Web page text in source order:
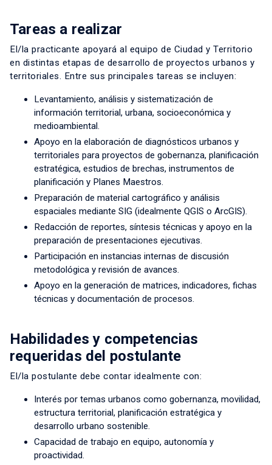
Tareas a realizar
El/la practicante apoyará al equipo de Ciudad y Territorio
en distintas etapas de desarrollo de proyectos urbanos y
territoriales. Entre sus principales tareas se incluyen:
Levantamiento, análisis y sistematización de
información territorial, urbana, socioeconómica y
medioambiental.
Apoyo en la elaboración de diagnósticos urbanos y
territoriales para proyectos de gobernanza, planificación
estratégica, estudios de brechas, instrumentos de
planificación y Planes Maestros.
Preparación de material cartográfico y análisis
espaciales mediante SIG (idealmente QGIS o ArcGIS).
Redacción de reportes, síntesis técnicas y apoyo en la
preparación de presentaciones ejecutivas.
Participación en instancias internas de discusión
metodológica y revisión de avances.
Apoyo en la generación de matrices, indicadores, fichas
técnicas y documentación de procesos.
Habilidades y competencias
requeridas del postulante
El/la postulante debe contar idealmente con:
Interés por temas urbanos como gobernanza, movilidad,
estructura territorial, planificación estratégica y
desarrollo urbano sostenible.
Capacidad de trabajo en equipo, autonomía y
proactividad.